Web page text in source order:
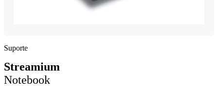
Suporte
Streamium
Notebook